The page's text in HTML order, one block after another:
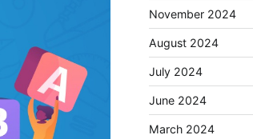
November 2024
August 2024
July 2024
June 2024
March 2024